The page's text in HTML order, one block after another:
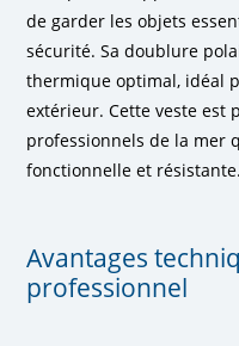
de garder les objets
sécurité. Sa doublure
thermique optimal, idéal
extérieur. Cette veste est
professionnels de la mer
fonctionnelle et résistante.
Avantages
professionnel